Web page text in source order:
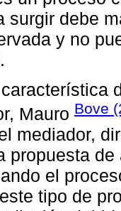
surgir debe
y no
Mauro Bove
mediador,
propuesta
el
tipo de